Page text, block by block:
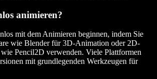
animieren?
mit dem Animieren beginnen, indem Sie
wie Blender für 3D-Animation oder 2D-
Pencil2D verwenden. Viele Plattformen
mit grundlegenden Werkzeugen für